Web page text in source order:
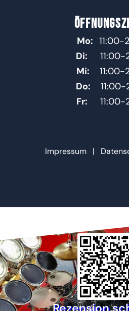
Mo: 11:00-
Di: 11:00-
Mi: 11:00-
Do: 11:00-
Fr: 11:00-
Impressum|
Rezension